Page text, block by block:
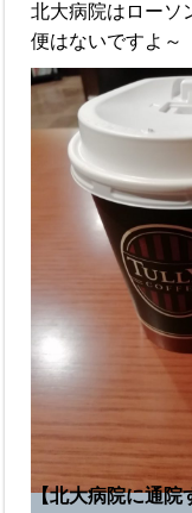
北大病院はローソ
便はないですよ～
【北大病院に通院